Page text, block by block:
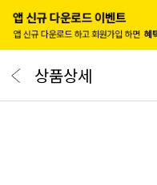
상품상세